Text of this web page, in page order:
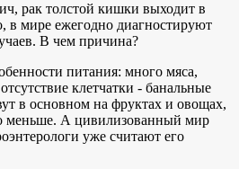
рак толстой кишки выходит в
в мире ежегодно диагностируют
В чем причина?
питания: много мяса,
клетчатки - банальные
в основном на фруктах и овощах,
меньше. А цивилизованный мир
уже считают его